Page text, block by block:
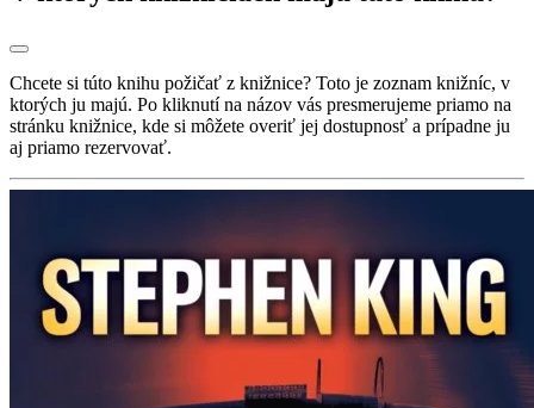
Chcete si túto knihu požičať z knižnice? Toto je zoznam knižníc, v
ktorých ju majú. Po kliknutí na názov vás presmerujeme priamo na
stránku knižnice, kde si môžete overiť jej dostupnosť a prípadne ju
aj priamo rezervovať.